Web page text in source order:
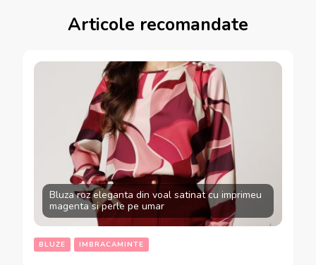
Articole recomandate
Bluza roz eleganta din voal satinat cu imprimeu
magenta si perle pe umar
BLUZE IMBRACAMINTE